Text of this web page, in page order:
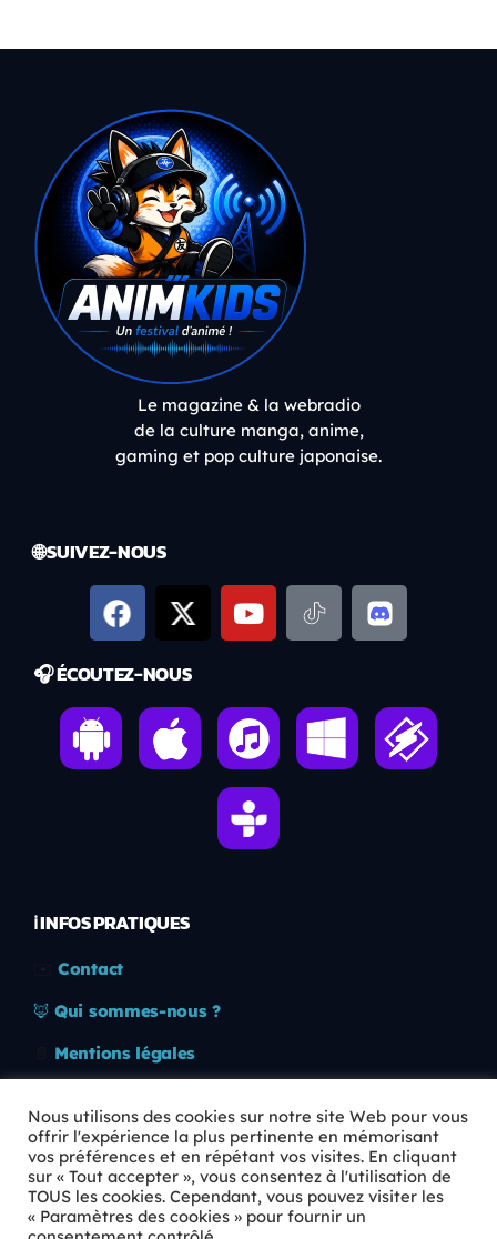
Le magazine & la webradio
de la culture manga, anime,
gaming et pop culture japonaise.
🌐 SUIVEZ-NOUS
🎧 ÉCOUTEZ-NOUS
ℹ️ INFOS PRATIQUES
Contact
🦊 Qui sommes-nous ?
Mentions légales
🛡️ RGPD
Copyright © 2026 Animkids. Tous droits réservés.
Nous utilisons des cookies sur notre site Web pour vous
offrir l'expérience la plus pertinente en mémorisant
vos préférences et en répétant vos visites. En cliquant
sur « Tout accepter », vous consentez à l'utilisation de
TOUS les cookies. Cependant, vous pouvez visiter les
« Paramètres des cookies » pour fournir un